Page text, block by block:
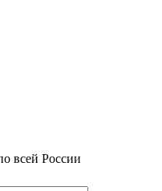
всей России